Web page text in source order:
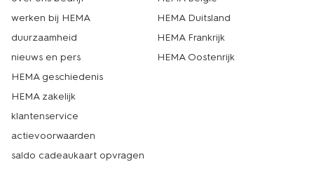
werken bij HEMA
duurzaamheid
nieuws en pers
HEMA geschiedenis
HEMA zakelijk
klantenservice
actievoorwaarden
saldo cadeaukaart opvragen
HEMA Duitsland
HEMA Frankrijk
HEMA Oostenrijk